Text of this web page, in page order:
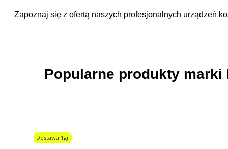
Zapoznaj się z ofertą naszych profesjonalnych urządzeń
Popularne produkty marki
Dostawa 1gr